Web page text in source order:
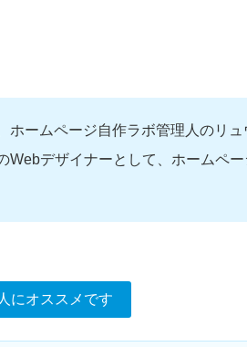
ホームページ自作ラボ管理人のリュ
Webデザイナーとして、ホームペ
にオススメです